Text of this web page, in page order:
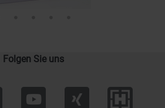
Folgen Sie uns